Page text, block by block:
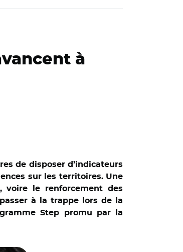
à
de disposer d’indicateurs
sur les territoires. Une
voire le renforcement des
à la trappe lors de la
Step promu par la